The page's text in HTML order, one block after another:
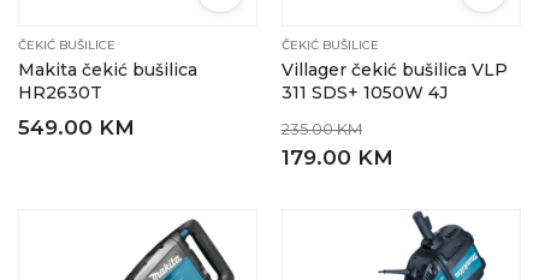
ČEKIĆ BUŠILICE
Makita čekić bušilica
HR2630T
549.00 KM
ČEKIĆ BUŠILICE
Villager čekić bušilica VLP
311 SDS+ 1050W 4J
235.00 KM
179.00 KM